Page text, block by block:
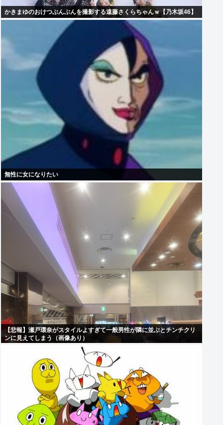
かきまゆのおけつぶんぶんを撮影する遠藤さくらちゃんｗ【乃木坂46】
無性に女になりたい
【悲報】瀬戸環奈がスタイルよすぎて一般男性が隣に並ぶとチンチクリ
ンに見えてしまう（画像あり）